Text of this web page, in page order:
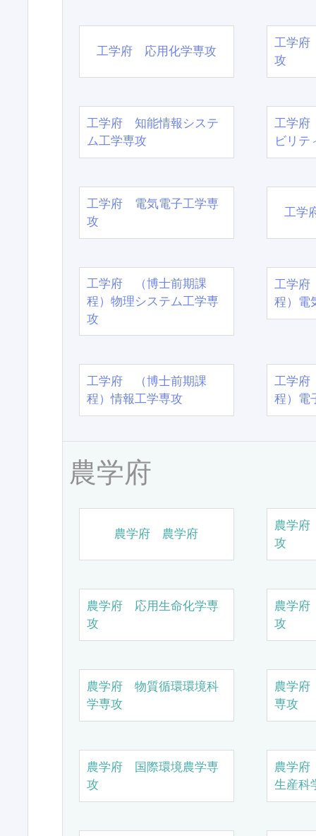
工学府 応用化学専攻
工学府
攻
工学府 知能情報システ
ム工学専攻
工学府
ビリテ
工学府 電気電子工学専
攻
工学
工学府 （博士前期課
程）物理システム工学専
攻
工学
程）電
工学府 （博士前期課
程）情報工学専攻
工学
程）電
農学府
農学府 農学府
農学
攻
農学府 応用生命化学専
攻
農学
攻
農学府 物質循環環境科
学専攻
農学
専攻
農学府 国際環境農学専
攻
農学
生産科